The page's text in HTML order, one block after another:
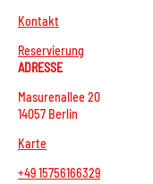
Kontakt
Reservierung
ADRESSE
Masurenallee 20
14057 Berlin
Karte
+49 15756166329